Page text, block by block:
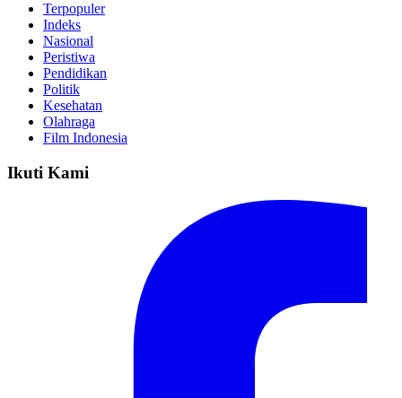
Terpopuler
Indeks
Nasional
Peristiwa
Pendidikan
Politik
Kesehatan
Olahraga
Film Indonesia
Ikuti Kami